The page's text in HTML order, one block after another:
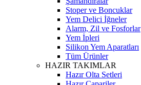
Stoper ve Boncuklar
Yem Delici İğneler
Alarm, Zil ve Fosforlar
Yem İpleri
Silikon Yem Aparatları
Tüm Ürünler
HAZIR TAKIMLAR
Hazır Olta Setleri